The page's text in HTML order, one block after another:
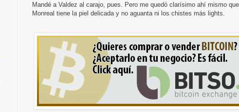
Mandé a Valdez al carajo, pues. Pero me quedó clarísimo ahí mismo que
Monreal tiene la piel delicada y no aguanta ni los chistes más lights.